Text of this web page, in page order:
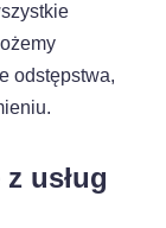
odstępstwa,
usług